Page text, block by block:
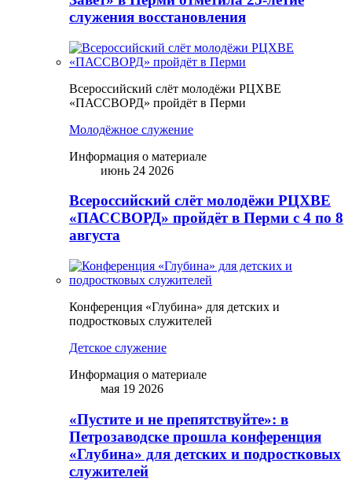
служения восстановления
Всероссийский слёт молодёжи РЦХВЕ
«ПАССВОРД» пройдёт в Перми
Молодёжное служение
Информация о материале
июнь 24 2026
Всероссийский слёт молодёжи РЦХВЕ
«ПАССВОРД» пройдёт в Перми с 4 по 8
августа
Конференция «Глубина» для детских и
подростковых служителей
Детское служение
Информация о материале
мая 19 2026
«Пустите и не препятствуйте»: в
Петрозаводске прошла конференция
«Глубина» для детских и подростковых
служителей